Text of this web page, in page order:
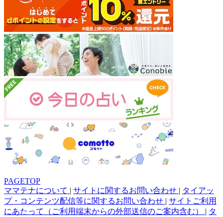
PAGETOP
ママテナについて | サイトに関するお問い合わせ | タイアッ
プ・コンテンツ配信等に関するお問い合わせ | サイトご利用
にあたって（ご利用端末からの外部送信のご案内含む） | タ